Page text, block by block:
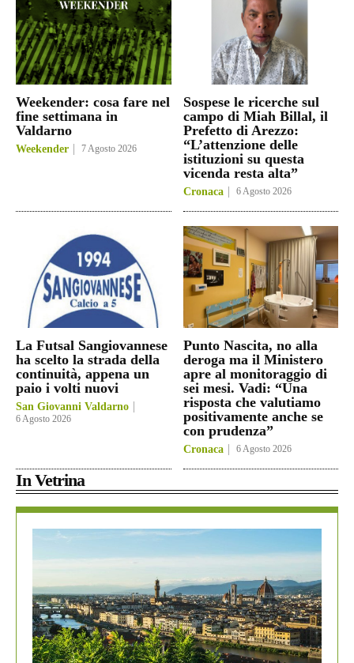
Weekender: cosa fare nel
fine settimana in
Valdarno
Weekender 7 Agosto 2026
Sospese le ricerche sul
campo di Miah Billal, il
Prefetto di Arezzo:
“L’attenzione delle
istituzioni su questa
vicenda resta alta”
Cronaca 6 Agosto 2026
La Futsal Sangiovannese
ha scelto la strada della
continuità, appena un
paio i volti nuovi
San Giovanni Valdarno
6 Agosto 2026
Punto Nascita, no alla
deroga ma il Ministero
apre al monitoraggio di
sei mesi. Vadi: “Una
risposta che valutiamo
positivamente anche se
con prudenza”
Cronaca 6 Agosto 2026
In Vetrina